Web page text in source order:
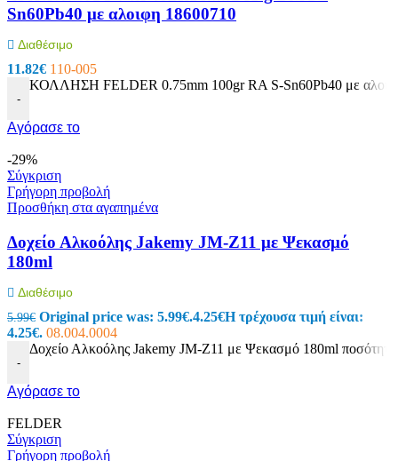
Sn60Pb40 με αλοιφη 18600710
Διαθέσιμο
11.82€ 110-005
-
ΚΟΛΛΗΣΗ FELDER 0.75mm 100gr RA S-Sn60Pb40 με
Αγόρασε το
-29%
Σύγκριση
Γρήγορη προβολή
Προσθήκη στα αγαπημένα
Δοχείο Αλκοόλης Jakemy JM-Z11 με Ψεκασμό
180ml
Διαθέσιμο
5.99€ Original price was: 5.99€.4.25€Η τρέχουσα τιμή είναι:
4.25€. 08.004.0004
-
Δοχείο Αλκοόλης Jakemy JM-Z11 με Ψεκασμό 180ml ποσότητα
Αγόρασε το
FELDER
Σύγκριση
Γρήγορη προβολή